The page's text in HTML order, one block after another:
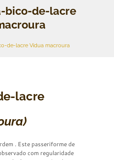
bico-de-lacre
de-lacre Vidua macroura
lacre
. Este passeriforme de
com regularidade